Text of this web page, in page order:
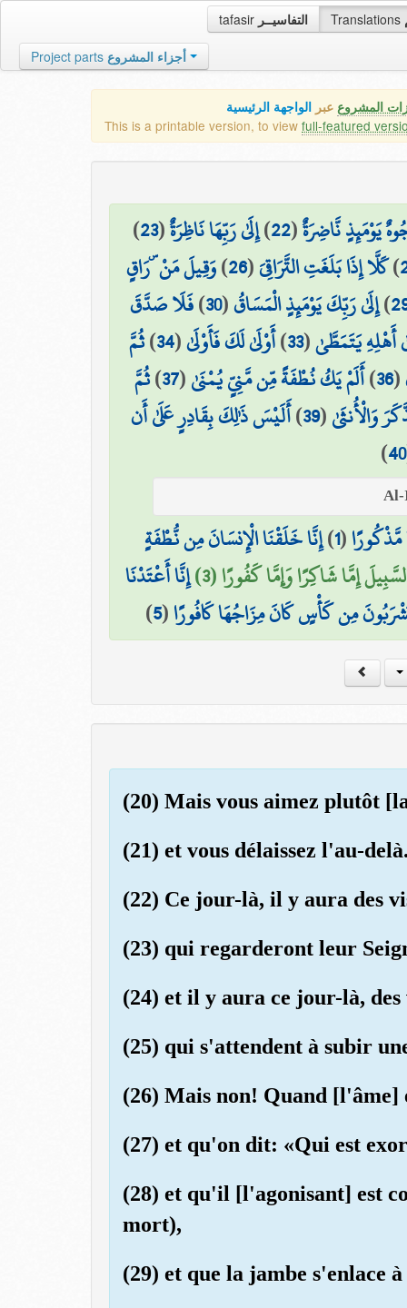
tafasir التفاسيــر Translations
Project parts أجزاء المشروع
المشروع عبر الواجهة الرئيسية
This is a printable version, to view full-featured
يَوْمَئِذٍ نَّاضِرَةٌ(
22
)إِلَىٰ رَبِّهَا نَاظِرَةٌ(
23
)
)كَلَّا إِذَا بَلَغَتِ التَّرَاقِيَ(
26
)وَقِيلَ مَنْ ۜ رَاقٍ
)إِلَىٰ رَبِّكَ يَوْمَئِذٍ الْمَسَاقُ(
30
)فَلَا صَدَّقَ
أَهْلِهِ يَتَمَطَّىٰ(
33
)أَوْلَىٰ لَكَ فَأَوْلَىٰ(
34
)ثُمَّ
(
36
)أَلَمْ يَكُ نُطْفَةً مِّن مَّنِيٍّ يُمْنَىٰ(
37
)ثُمَّ
وَالْأُنثَىٰ(
39
)أَلَيْسَ ذَٰلِكَ بِقَادِرٍ عَلَىٰ أَن
40
)
(
1
)إِنَّا خَلَقْنَا الْإِنسَانَ مِن نُّطْفَةٍ
إِمَّا شَاكِرًا وَإِمَّا كَفُورًا (3) إِنَّا أَعْتَدْنَا
مِن كَأْسٍ كَانَ مِزَاجُهَا كَافُورًا(
5
)
(20) Mais vous aimez plutôt
(21) et vous délaissez l'au-
(22) Ce jour-là, il y aura des
(23) qui regarderont leur
(24) et il y aura ce jour-là, des
(25) qui s'attendent à subir
(26) Mais non! Quand
(27) et qu'on dit: «Qui est
(28) et qu'il [l'agonisant] est
mort),
(29) et que la jambe s'enlace